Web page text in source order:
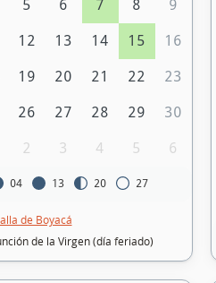
5 6 7 8 9
12 13 14 15 16
19 20 21 22 23
26 27 28 29 30
2 3 4 5 6
04 13 20 27
de Boyacá
de la Virgen (día feriado)